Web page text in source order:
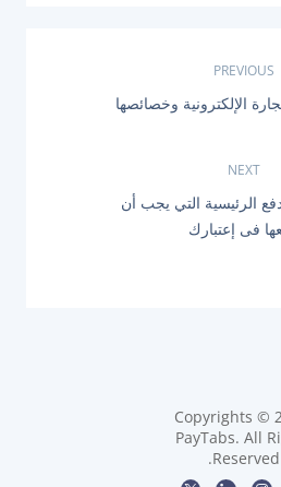
PREVIOUS
الإلكترونية وخصائصها
NEXT
الرئيسية التي يجب أن
فى إعتبارك
Copyrights ©
PayTabs. All
Reserved.